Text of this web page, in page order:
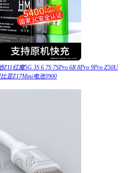
红魔5G 3S 6 7S 7SPro 6R 8Pro 9Pro Z50U
亚Z17Mini电池3900